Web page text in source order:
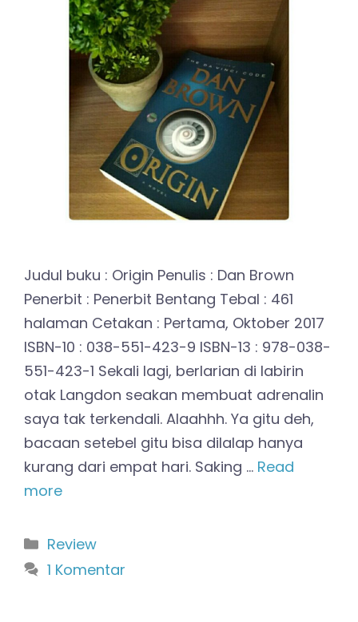
Judul buku : Origin Penulis : Dan Brown
Penerbit : Penerbit Bentang Tebal : 461
halaman Cetakan : Pertama, Oktober 2017
ISBN-10 : 038-551-423-9 ISBN-13 : 978-038-
551-423-1 Sekali lagi, berlarian di labirin
otak Langdon seakan membuat adrenalin
saya tak terkendali. Alaahhh. Ya gitu deh,
bacaan setebel gitu bisa dilalap hanya
kurang dari empat hari. Saking … Read
more
Kategori
Review
1 Komentar